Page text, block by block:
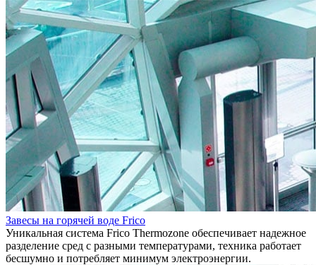
Завесы на горячей воде Frico
Уникальная система Frico Thermozone обеспечивает надежное
разделение сред с разными температурами, техника работает
бесшумно и потребляет минимум электроэнергии.